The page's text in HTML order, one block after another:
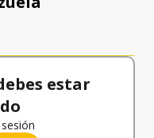
estar